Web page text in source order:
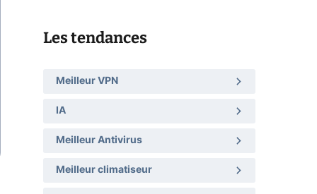
Les tendances
Meilleur VPN
IA
Meilleur Antivirus
Meilleur climatiseur